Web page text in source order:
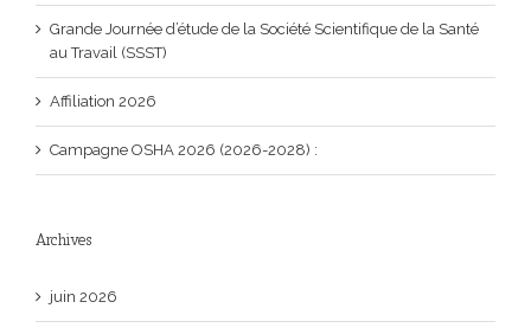
Grande Journée d’étude de la Société Scientifique de la Santé
au Travail (SSST)
Affiliation 2026
Campagne OSHA 2026 (2026-2028) :
Archives
juin 2026